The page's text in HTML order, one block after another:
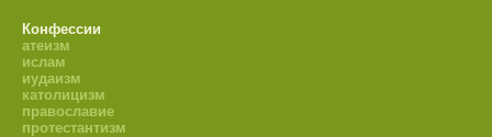
Конфессии
атеизм
ислам
иудаизм
католицизм
православие
протестантизм